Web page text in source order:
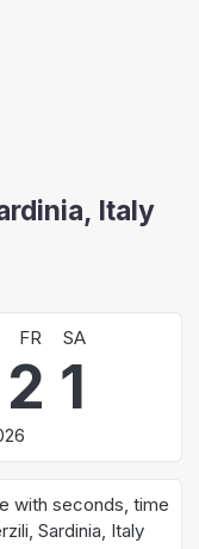
Italy
FR SA
2 2
with seconds, time
Sardinia, Italy